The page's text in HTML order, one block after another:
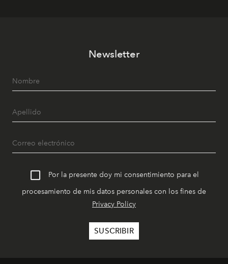
Newsletter
Por la presente doy mi consentimiento para el
procesamiento de mis datos personales con los fines de
Privacy Policy